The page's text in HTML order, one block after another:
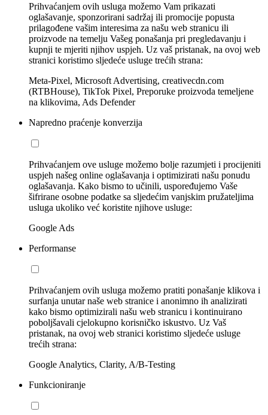
Prihvaćanjem ovih usluga možemo Vam prikazati
oglašavanje, sponzorirani sadržaj ili promocije popusta
prilagođene vašim interesima za našu web stranicu ili
proizvode na temelju Vašeg ponašanja pri pregledavanju i
kupnji te mjeriti njihov uspjeh. Uz vaš pristanak, na ovoj web
stranici koristimo sljedeće usluge trećih strana:
Meta-Pixel, Microsoft Advertising, creativecdn.com
(RTBHouse), TikTok Pixel, Preporuke proizvoda temeljene
na klikovima, Ads Defender
Napredno praćenje konverzija
Prihvaćanjem ove usluge možemo bolje razumjeti i procijeniti
uspjeh našeg online oglašavanja i optimizirati našu ponudu
oglašavanja. Kako bismo to učinili, uspoređujemo Vaše
šifrirane osobne podatke sa sljedećim vanjskim pružateljima
usluga ukoliko već koristite njihove usluge:
Google Ads
Performanse
Prihvaćanjem ovih usluga možemo pratiti ponašanje klikova i
surfanja unutar naše web stranice i anonimno ih analizirati
kako bismo optimizirali našu web stranicu i kontinuirano
poboljšavali cjelokupno korisničko iskustvo. Uz Vaš
pristanak, na ovoj web stranici koristimo sljedeće usluge
trećih strana:
Google Analytics, Clarity, A/B-Testing
Funkcioniranje